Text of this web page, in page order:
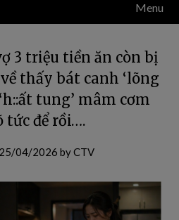
Menu
3 triệu tiền ăn còn bị
thấy bát canh ‘lõng
tung’ mâm cơm
tức để rồi….
25/04/2026 byCTV